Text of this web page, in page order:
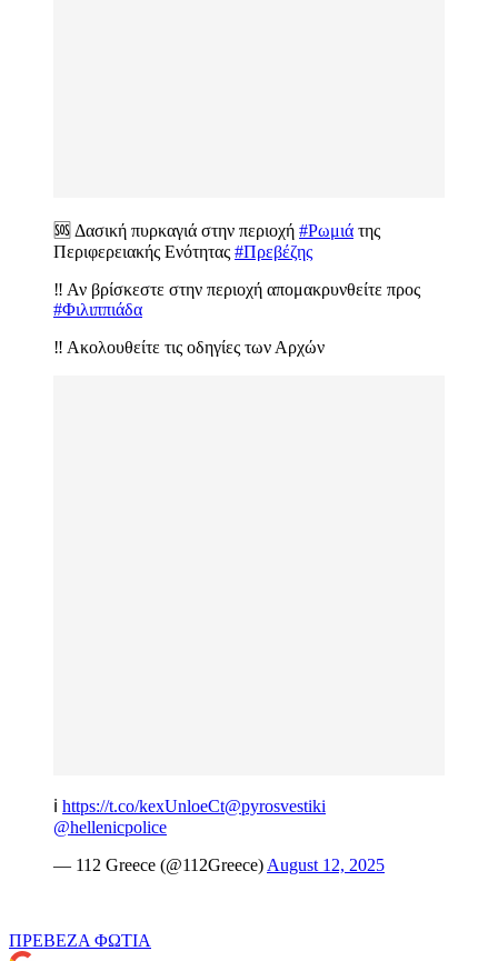
🆘 Δασική πυρκαγιά στην περιοχή #Ρωμιά της
Περιφερειακής Ενότητας #Πρεβέζης
‼️ Αν βρίσκεστε στην περιοχή απομακρυνθείτε προς
#Φιλιππιάδα
‼️ Ακολουθείτε τις οδηγίες των Αρχών
ℹ️ https://t.co/kexUnloeCt@pyrosvestiki
@hellenicpolice
— 112 Greece (@112Greece) August 12, 2025
ΠΡΕΒΕΖΑ ΦΩΤΙΑ